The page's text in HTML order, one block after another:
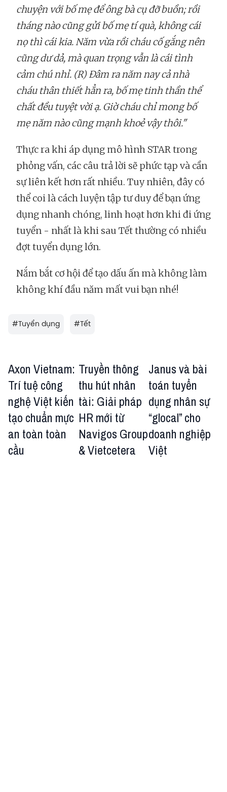
chuyện với bố mẹ để ông bà cụ đỡ buồn; rồi
tháng nào cũng gửi bố mẹ tí quà, không cái
nọ thì cái kia. Năm vừa rồi cháu cố gắng nên
cũng dư dả, mà quan trọng vẫn là cái tình
cảm chú nhỉ. (R) Đâm ra năm nay cả nhà
cháu thân thiết hẳn ra, bố mẹ tinh thần thể
chất đều tuyệt vời ạ. Giờ cháu chỉ mong bố
mẹ năm nào cũng mạnh khoẻ vậy thôi."
Thực ra khi áp dụng mô hình STAR trong
phỏng vấn, các câu trả lời sẽ phức tạp và cần
sự liên kết hơn rất nhiều. Tuy nhiên, đây có
thể coi là cách luyện tập tư duy để bạn ứng
dụng nhanh chóng, linh hoạt hơn khi đi ứng
tuyển - nhất là khi sau Tết thường có nhiều
đợt tuyển dụng lớn.
Nắm bắt cơ hội để tạo dấu ấn mà không làm
không khí đầu năm mất vui bạn nhé!
#Tuyển dụng #Tết
Axon Vietnam:
Trí tuệ công
nghệ Việt kiến
tạo chuẩn mực
an toàn toàn
cầu
Truyền thông
thu hút nhân
tài: Giải pháp
HR mới từ
Navigos Group
& Vietcetera
Janus và bài
toán tuyển
dụng nhân sự
“glocal” cho
doanh nghiệp
Việt